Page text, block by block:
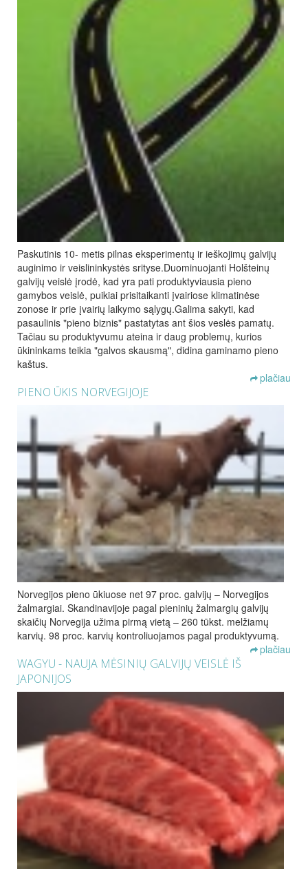
Paskutinis 10- metis pilnas eksperimentų ir ieškojimų galvijų
auginimo ir veislininkystės srityse.Duominuojanti Holšteinų
galvijų veislė įrodė, kad yra pati produktyviausia pieno
gamybos veislė, puikiai prisitaikanti įvairiose klimatinėse
zonose ir prie įvairių laikymo sąlygų.Galima sakyti, kad
pasaulinis "pieno biznis" pastatytas ant šios veslės pamatų.
Tačiau su produktyvumu ateina ir daug problemų, kurios
ūkininkams teikia "galvos skausmą", didina gaminamo pieno
kaštus.
plačiau
PIENO ŪKIS NORVEGIJOJE
Norvegijos pieno ūkiuose net 97 proc. galvijų – Norvegijos
žalmargiai. Skandinavijoje pagal pieninių žalmargių galvijų
skaičių Norvegija užima pirmą vietą – 260 tūkst. melžiamų
karvių. 98 proc. karvių kontroliuojamos pagal produktyvumą.
plačiau
WAGYU - NAUJA MĖSINIŲ GALVIJŲ VEISLĖ IŠ
JAPONIJOS